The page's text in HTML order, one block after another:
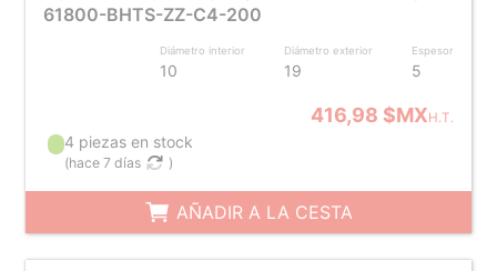
61800-BHTS-ZZ-C4-200
Diámetro interior
10
Diámetro exterior
19
Espesor
5
416,98 $MXH.T.
4 piezas en stock
(hace 7 días )
AÑADIR A LA CESTA